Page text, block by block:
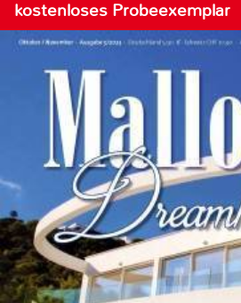
kostenloses Probeexemplar